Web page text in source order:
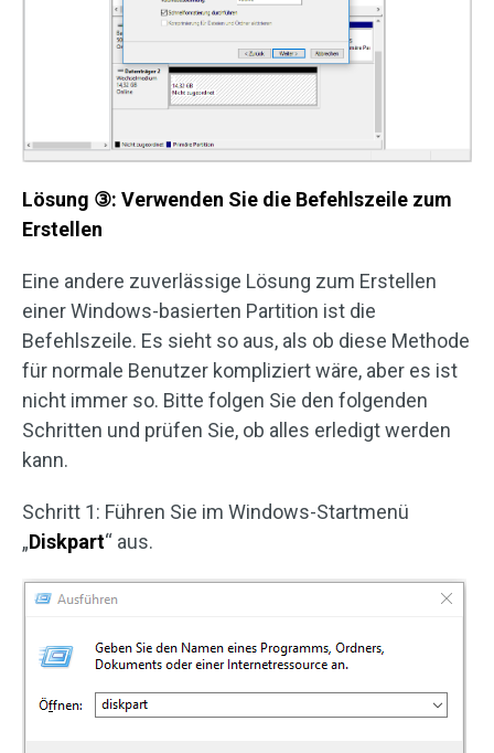
Lösung ③: Verwenden Sie die Befehlszeile zum
Erstellen
Eine andere zuverlässige Lösung zum Erstellen
einer Windows-basierten Partition ist die
Befehlszeile. Es sieht so aus, als ob diese Methode
für normale Benutzer kompliziert wäre, aber es ist
nicht immer so. Bitte folgen Sie den folgenden
Schritten und prüfen Sie, ob alles erledigt werden
kann.
Schritt 1: Führen Sie im Windows-Startmenü
„Diskpart“ aus.